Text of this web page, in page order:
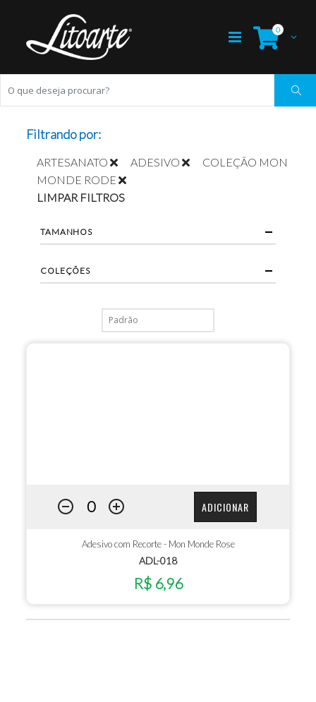
0
ADICIONAR
Adesivo com Recorte - Mon Monde Rose
ADL-018
R$ 6,96
Filtrando por:
ARTESANATO ADESIVO
COLEÇÃO MON
MONDE RODE
LIMPAR FILTROS
TAMANHOS
COLEÇÕES